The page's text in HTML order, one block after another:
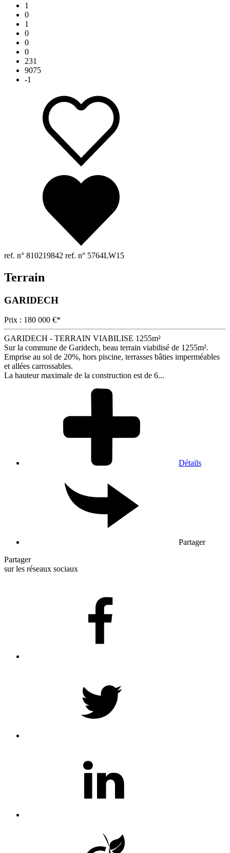
1
0
1
0
0
0
231
9075
-1
ref. n° 810219842 ref. n° 5764LW15
Terrain
GARIDECH
Prix : 180 000 €*
GARIDECH - TERRAIN VIABILISE 1255m²
Sur la commune de Garidech, beau terrain viabilisé de 1255m².
Emprise au sol de 20%, hors piscine, terrasses bâties imperméables
et allées carrossables.
La hauteur maximale de la construction est de 6...
Détails
Partager
Partager
sur les réseaux sociaux